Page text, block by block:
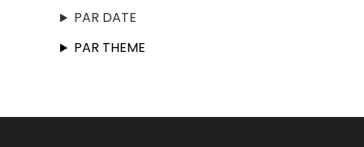
PAR DATE
PAR THEME